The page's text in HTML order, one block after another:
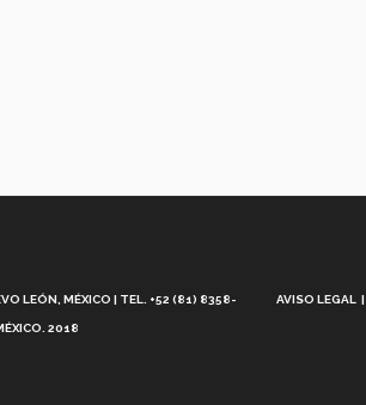
LEÓN, MÉXICO | TEL. +52 (81) 8358-
2018
AVISO LEGAL